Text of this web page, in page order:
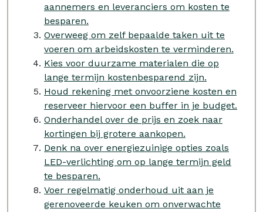
aannemers en leveranciers om kosten te
besparen.
Overweeg om zelf bepaalde taken uit te
voeren om arbeidskosten te verminderen.
Kies voor duurzame materialen die op
lange termijn kostenbesparend zijn.
Houd rekening met onvoorziene kosten en
reserveer hiervoor een buffer in je budget.
Onderhandel over de prijs en zoek naar
kortingen bij grotere aankopen.
Denk na over energiezuinige opties zoals
LED-verlichting om op lange termijn geld
te besparen.
Voer regelmatig onderhoud uit aan je
gerenoveerde keuken om onverwachte